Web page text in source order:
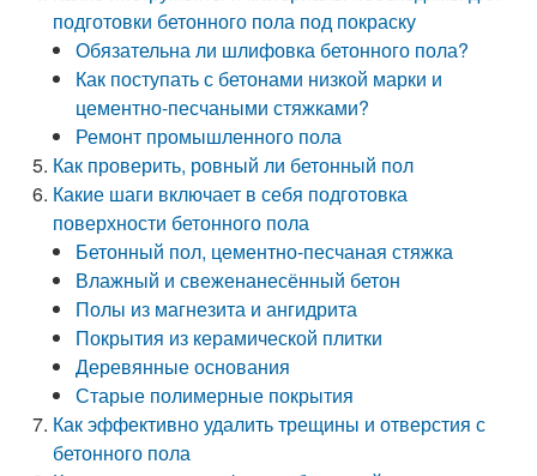
подготовки бетонного пола под покраску
Обязательна ли шлифовка бетонного пола?
Как поступать с бетонами низкой марки и
цементно-песчаными стяжками?
Ремонт промышленного пола
Как проверить, ровный ли бетонный пол
Какие шаги включает в себя подготовка
поверхности бетонного пола
Бетонный пол, цементно-песчаная стяжка
Влажный и свеженанесённый бетон
Полы из магнезита и ангидрита
Покрытия из керамической плитки
Деревянные основания
Старые полимерные покрытия
Как эффективно удалить трещины и отверстия с
бетонного пола